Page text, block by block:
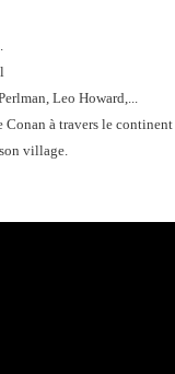
Leo Howard,...
Conan à travers le
village.